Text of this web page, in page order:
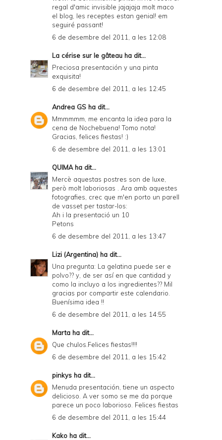
regal d'amic invisible jajajaja molt maco
el blog, les receptes estan genial! em
seguiré passant!
6 de desembre del 2011, a les 12:08
La cérise sur le gâteau ha dit...
Preciosa presentación y una pinta
exquisita!
6 de desembre del 2011, a les 12:45
Andrea GS ha dit...
Mmmmmm, me encanta la idea para la
cena de Nochebuena! Tomo nota!
Gracias, felices fiestas! :)
6 de desembre del 2011, a les 13:01
QUIMAha dit...
Mercè aquestas postres son de luxe,
però molt laboriosas . Ara amb aquestes
fotografies, crec que m'en porto un parell
de vasset per tastar-los:
Ah i la presentació un 10
Petons
6 de desembre del 2011, a les 13:47
Lizi (Argentina) ha dit...
Una pregunta: La gelatina puede ser e
polvo?? y, de ser así en que cantidad y
como la incluyo a los ingredientes?? Mil
gracias por compartir este calendario.
Buenísima idea !!
6 de desembre del 2011, a les 14:55
Marta ha dit...
Que chulos.Felices fiestas!!!!
6 de desembre del 2011, a les 15:42
pinkys ha dit...
Menuda presentación, tiene un aspecto
delicioso. A ver somo se me da porque
parece un poco laborioso. Felices fiestas
6 de desembre del 2011, a les 15:44
Kako ha dit...